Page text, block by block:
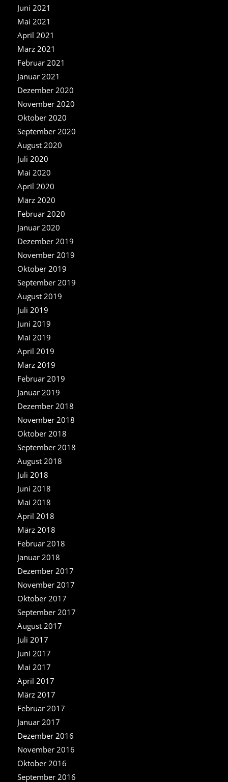
Juni 2021
Mai 2021
April 2021
März 2021
Februar 2021
Januar 2021
Dezember 2020
November 2020
Oktober 2020
September 2020
August 2020
Juli 2020
Mai 2020
April 2020
März 2020
Februar 2020
Januar 2020
Dezember 2019
November 2019
Oktober 2019
September 2019
August 2019
Juli 2019
Juni 2019
Mai 2019
April 2019
März 2019
Februar 2019
Januar 2019
Dezember 2018
November 2018
Oktober 2018
September 2018
August 2018
Juli 2018
Juni 2018
Mai 2018
April 2018
März 2018
Februar 2018
Januar 2018
Dezember 2017
November 2017
Oktober 2017
September 2017
August 2017
Juli 2017
Juni 2017
Mai 2017
April 2017
März 2017
Februar 2017
Januar 2017
Dezember 2016
November 2016
Oktober 2016
September 2016